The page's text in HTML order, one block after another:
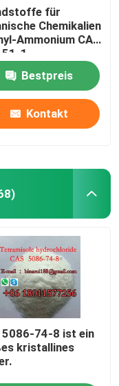
für
Chemikalien
Ammonium CAS
1
Bestpreis
Kontakt
5086-74-8 ist ein
kristallines